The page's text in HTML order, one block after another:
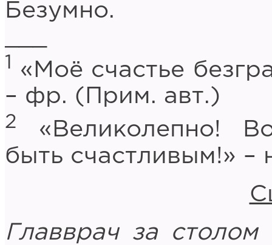
Безумно.
1
«Моё счастье
– фр. (Прим. авт.)
2
«Великолепно!
быть счастливым!» –
Главврач за столом